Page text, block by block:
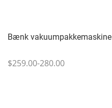
Bænk vakuumpakkemaskine
$259.00-280.00